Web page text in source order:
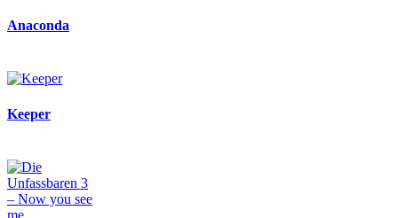
Anaconda
Keeper